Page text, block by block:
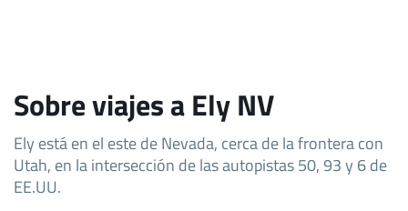
Sobre viajes a Ely NV
Ely está en el este de Nevada, cerca de la frontera con
Utah, en la intersección de las autopistas 50, 93 y 6 de
EE.UU.